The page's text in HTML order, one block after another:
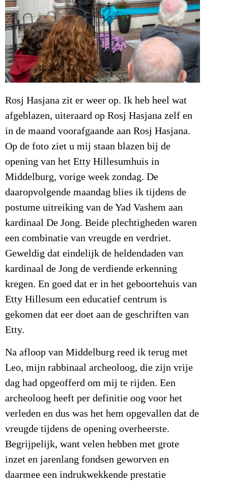
Rosj Hasjana zit er weer op. Ik heb heel wat
afgeblazen, uiteraard op Rosj Hasjana zelf en
in de maand voorafgaande aan Rosj Hasjana.
Op de foto ziet u mij staan blazen bij de
opening van het Etty Hillesumhuis in
Middelburg, vorige week zondag. De
daaropvolgende maandag blies ik tijdens de
postume uitreiking van de Yad Vashem aan
kardinaal De Jong. Beide plechtigheden waren
een combinatie van vreugde en verdriet.
Geweldig dat eindelijk de heldendaden van
kardinaal de Jong de verdiende erkenning
kregen. En goed dat er in het geboortehuis van
Etty Hillesum een educatief centrum is
gekomen dat eer doet aan de geschriften van
Etty.
Na afloop van Middelburg reed ik terug met
Leo, mijn rabbinaal archeoloog, die zijn vrije
dag had opgeofferd om mij te rijden. Een
archeoloog heeft per definitie oog voor het
verleden en dus was het hem opgevallen dat de
vreugde tijdens de opening overheerste.
Begrijpelijk, want velen hebben met grote
inzet en jarenlang fondsen geworven en
daarmee een indrukwekkende prestatie